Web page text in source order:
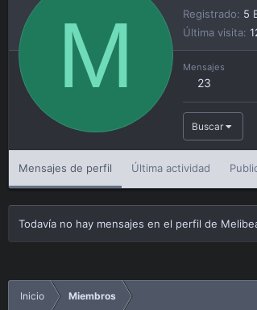
M Registrado
5
Última visita
Mensajes
23
Buscar
Mensajes de perfil Última actividad
Todavía no hay mensajes en el perfil de
Inicio Miembros